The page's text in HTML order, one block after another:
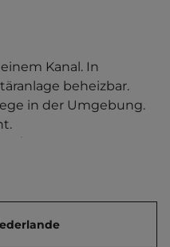
Kanal. In
beheizbar.
in der Umgebung.
10.